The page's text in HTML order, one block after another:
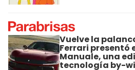
Vuelve la
Ferrari presentó
Manuale, una
tecnología by-